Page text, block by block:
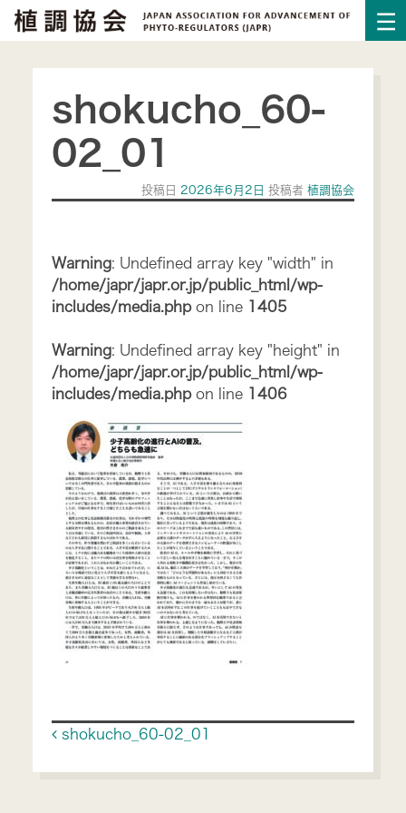
shokucho_60-
02_01
投稿日 2026年6月2日 投稿者 植調協会
Warning: Undefined array key "width" in
/home/japr/japr.or.jp/public_html/wp-
includes/media.phpon line 1405
Warning: Undefined array key "height" in
/home/japr/japr.or.jp/public_html/wp-
includes/media.phpon line 1406
Post navigation
shokucho_60-02_01